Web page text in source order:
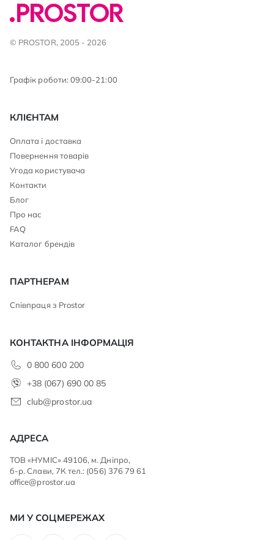
© PROSTOR, 2005 - 2026
Графік роботи: 09:00-21:00
КЛІЄНТАМ
Оплата і доставка
Повернення товарів
Угода користувача
Контакти
Блог
Про нас
FAQ
Каталог брендів
ПАРТНЕРАМ
Співпраця з Prostor
КОНТАКТНА ІНФОРМАЦІЯ
0 800 600 200
+38 (067) 690 00 85
club@prostor.ua
АДРЕСА
ТОВ «НУМІС» 49106, м. Дніпро,
б-р. Слави, 7К тел.: (056) 376 79 61
office@prostor.ua
МИ У СОЦМЕРЕЖАХ